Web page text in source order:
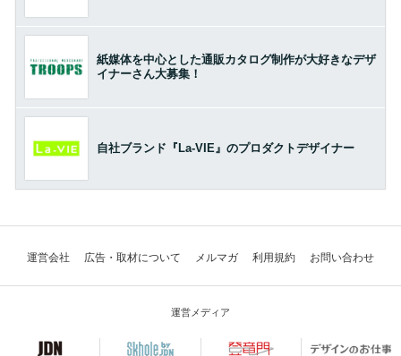
紙媒体を中心とした通販カタログ制作が大好きなデザ
イナーさん大募集！
自社ブランド『La-VIE』のプロダクトデザイナー
運営会社 広告・取材について メルマガ 利用規約 お問い合わせ
運営メディア